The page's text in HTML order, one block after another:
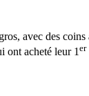
avec des coins
ont acheté leur 1 er